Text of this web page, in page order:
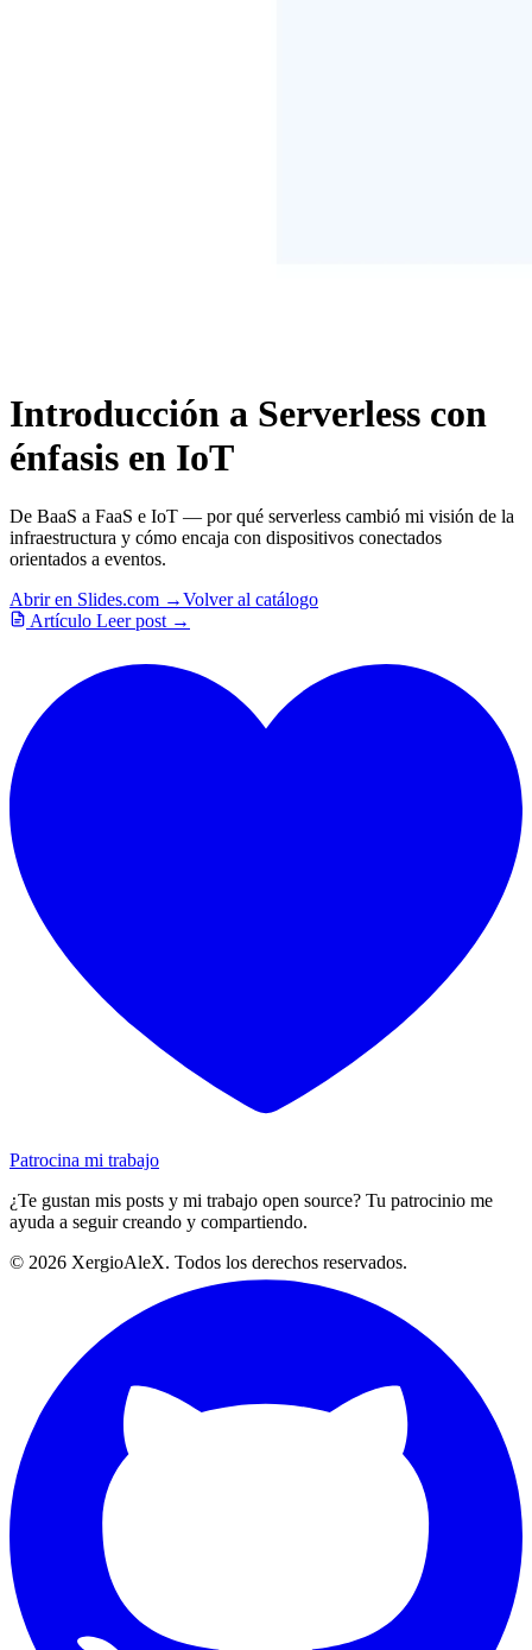
Introducción a Serverless con
énfasis en IoT
De BaaS a FaaS e IoT — por qué serverless cambió mi visión de la
infraestructura y cómo encaja con dispositivos conectados
orientados a eventos.
Abrir en Slides.com →Volver al catálogo
Artículo Leer post →
Patrocina mi trabajo
¿Te gustan mis posts y mi trabajo open source? Tu patrocinio me
ayuda a seguir creando y compartiendo.
© 2026 XergioAleX. Todos los derechos reservados.